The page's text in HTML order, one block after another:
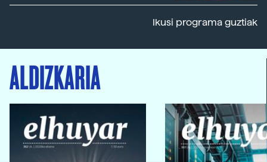
Ikusi programa guztiak
ALDIZKARIA